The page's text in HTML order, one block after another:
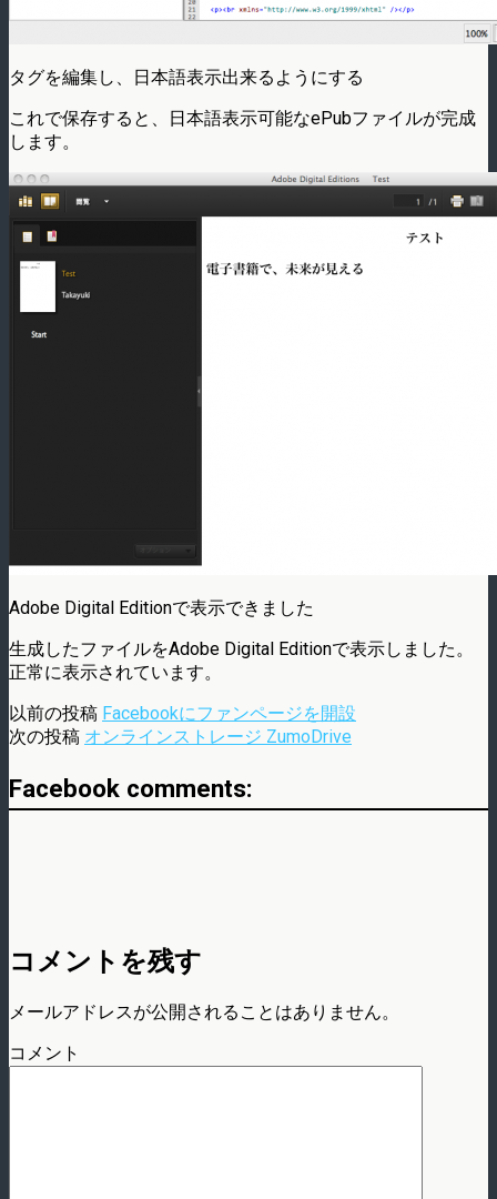
タグを編集し、日本語表示出来るようにする
これで保存すると、日本語表示可能なePubファイルが完成
します。
Adobe Digital Editionで表示できました
生成したファイルをAdobe Digital Editionで表示しました。
正常に表示されています。
以前の投稿 Facebookにファンページを開設
次の投稿 オンラインストレージ ZumoDrive
Facebook comments:
コメントを残す
メールアドレスが公開されることはありません。
コメント